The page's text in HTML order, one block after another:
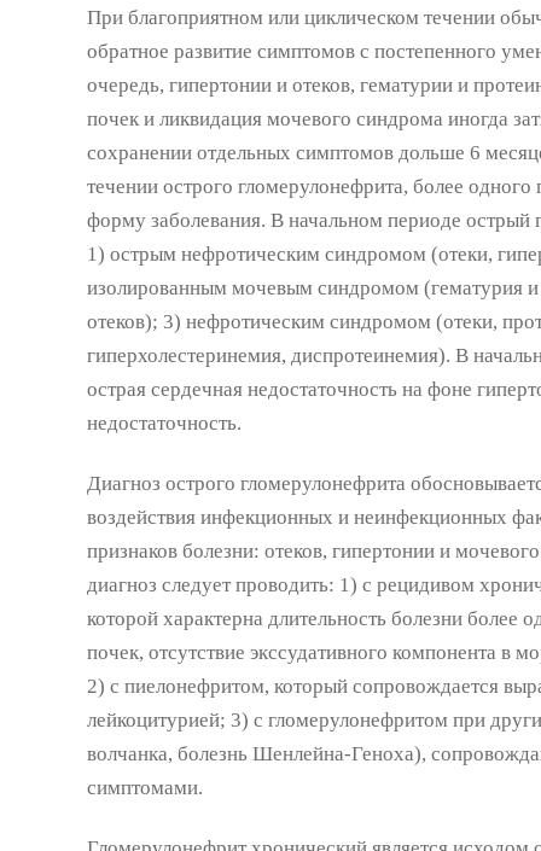
При благоприятном или циклическом течении
обратное развитие симптомов с постепенного
очередь, гипертонии и отеков, гематурии и
почек и ликвидация мочевого синдрома иногда
сохранении отдельных симптомов дольше 6
течении острого гломерулонефрита, более
форму заболевания. В начальном периоде острый
1) острым нефротическим синдромом (отеки,
изолированным мочевым синдромом (гематурия и
отеков); 3) нефротическим синдромом (отеки,
гиперхолестеринемия, диспротеинемия). В
острая сердечная недостаточность на фоне
недостаточность.
Диагноз острого гломерулонефрита
воздействия инфекционных и неинфекционных
признаков болезни: отеков, гипертонии и
диагноз следует проводить: 1) с рецидивом
которой характерна длительность болезни более
почек, отсутствие экссудативного компонента в
2) с пиелонефритом, который сопровождается
лейкоцитурией; 3) с гломерулонефритом при
волчанка, болезнь Шенлейна-Геноха),
симптомами.